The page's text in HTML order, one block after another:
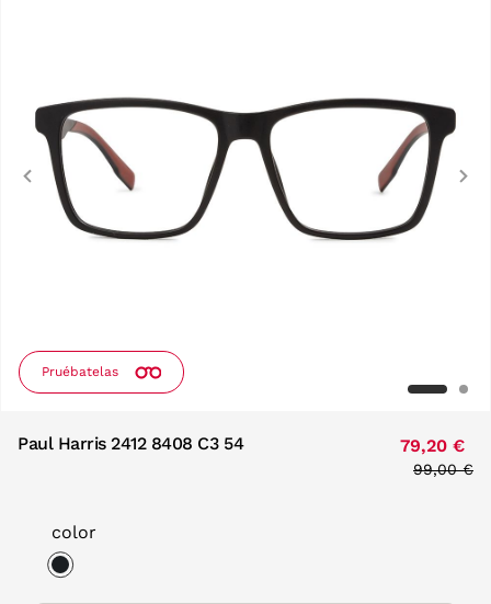
Pruébatelas
Previous
Paul Harris 2412 8408 C3 54 79,20 €
Price
99,00 €
color